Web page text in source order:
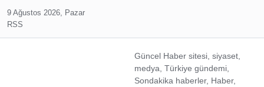
9 Ağustos 2026, Pazar
RSS
Güncel Haber sitesi, siyaset,
medya, Türkiye gündemi,
Sondakika haberler, Haber,